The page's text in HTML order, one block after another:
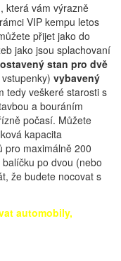
která vám výrazně
VIP kempu letos
přijet jako do
jako jsou splachovaní
stan pro dvě
vybavený
tedy veškeré starosti s
a bouráním
počasí. Můžete
kapacita
pro maximálně 200
po dvou (nebo
že budete nocovat s
automobily,